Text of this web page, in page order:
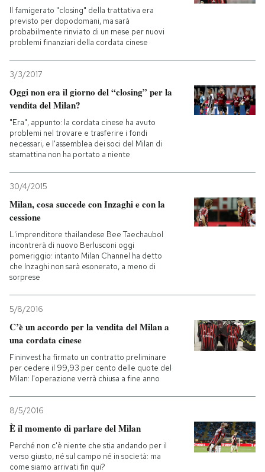
Il famigerato "closing" della trattativa era
previsto per dopodomani, ma sarà
probabilmente rinviato di un mese per nuovi
problemi finanziari della cordata cinese
3/3/2017
Oggi non era il giorno del “closing” per la
vendita del Milan?
"Era", appunto: la cordata cinese ha avuto
problemi nel trovare e trasferire i fondi
necessari, e l'assemblea dei soci del Milan di
stamattina non ha portato a niente
30/4/2015
Milan, cosa succede con Inzaghi e con la
cessione
L'imprenditore thailandese Bee Taechaubol
incontrerà di nuovo Berlusconi oggi
pomeriggio: intanto Milan Channel ha detto
che Inzaghi non sarà esonerato, a meno di
sorprese
5/8/2016
C’è un accordo per la vendita del Milan a
una cordata cinese
Fininvest ha firmato un contratto preliminare
per cedere il 99,93 per cento delle quote del
Milan: l'operazione verrà chiusa a fine anno
8/5/2016
È il momento di parlare del Milan
Perché non c'è niente che stia andando per il
verso giusto, né sul campo né in società: ma
come siamo arrivati fin qui?